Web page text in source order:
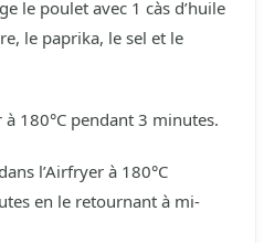
le poulet avec 1 càs d’huile
le paprika, le sel et le
à 180°C pendant 3 minutes.
l’Airfryer à 180°C
en le retournant à mi-